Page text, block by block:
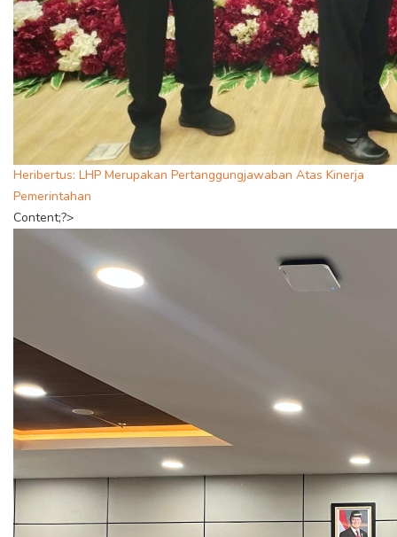
Heribertus: LHP Merupakan Pertanggungjawaban Atas Kinerja
Pemerintahan
Content;?>